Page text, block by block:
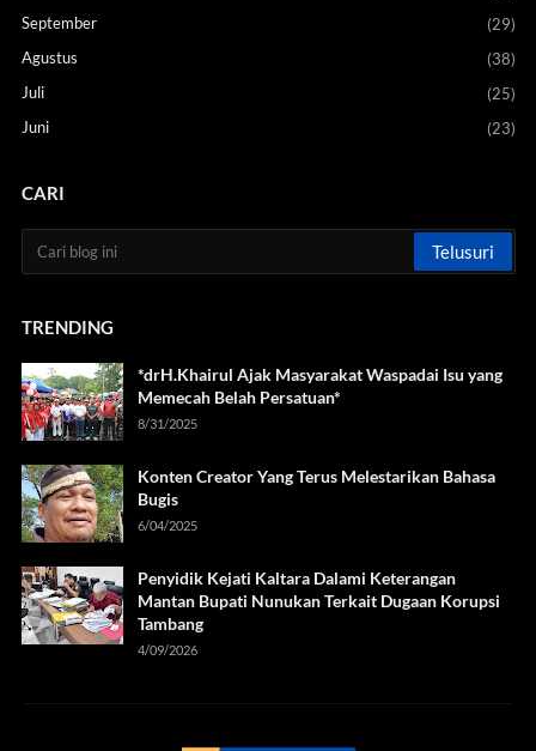
September
(29)
Agustus
(38)
Juli
(25)
Juni
(23)
CARI
TRENDING
*drH.Khairul Ajak Masyarakat Waspadai Isu yang
Memecah Belah Persatuan*
8/31/2025
Konten Creator Yang Terus Melestarikan Bahasa
Bugis
6/04/2025
Penyidik Kejati Kaltara Dalami Keterangan
Mantan Bupati Nunukan Terkait Dugaan Korupsi
Tambang
4/09/2026